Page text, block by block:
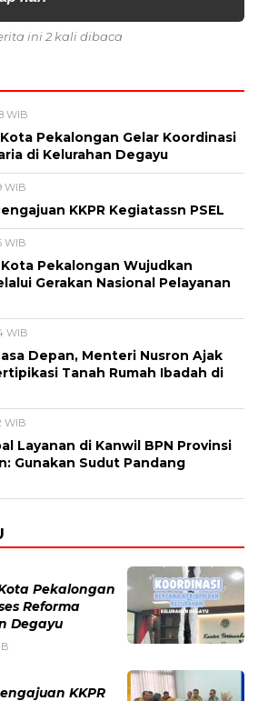
ini 2 kali dibaca
WIB
Kota Pekalongan Gelar Koordinasi
di Kelurahan Degayu
WIB
KKPR Kegiatassn PSEL
WIB
Pekalongan Wujudkan
Gerakan Nasional Pelayanan
WIB
Depan, Menteri Nusron Ajak
Tanah Rumah Ibadah di
WIB
Layanan di Kanwil BPN Provinsi
Gunakan Sudut Pandang
Pekalongan
Reforma
Degayu
KKPR